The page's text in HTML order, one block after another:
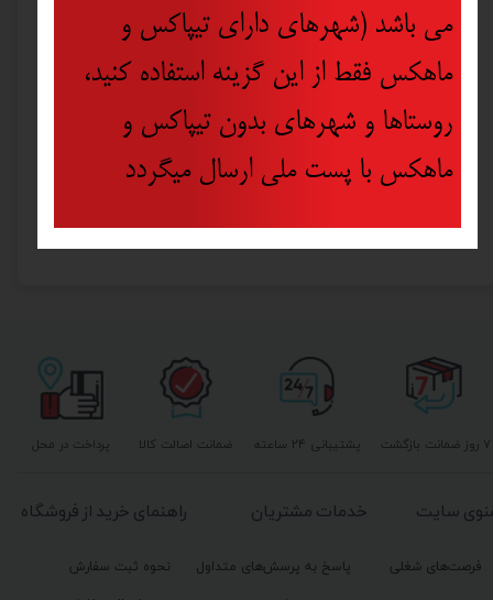
۱۰۰,۰۰۰ تومان
پشتیبانی ۲۴ ساعته پرداخت در محل ۷ روز ضمانت بازگشت ضمانت اصالت کالا
راهنمای خرید از فروشگاه
نحوه ثبت سفارش
خدمات مشتریان
پاسخ به پرسش‌های متداول
سایت
فرصت‌های شغلی
می باشد (شهرهای دارای تیپاکس و
ماهکس فقط از این گزینه استفاده کنید،
روستاها و شهرهای بدون تیپاکس و
ماهکس با پست ملی ارسال میگردد